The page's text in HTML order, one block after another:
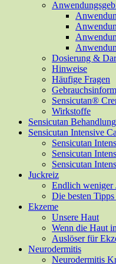
Dosierung &
Hinweise
Häufige Fragen
Sensicutan®
Wirkstoffe
Sensicutan
Sensicutan Intensive
Sensicutan
Sensicutan
Sensicutan
Juckreiz
Endlich weniger
Die besten
Ekzeme
Unsere Haut
Wenn die Haut
Auslöser für
Neurodermitis
Neurodermitis